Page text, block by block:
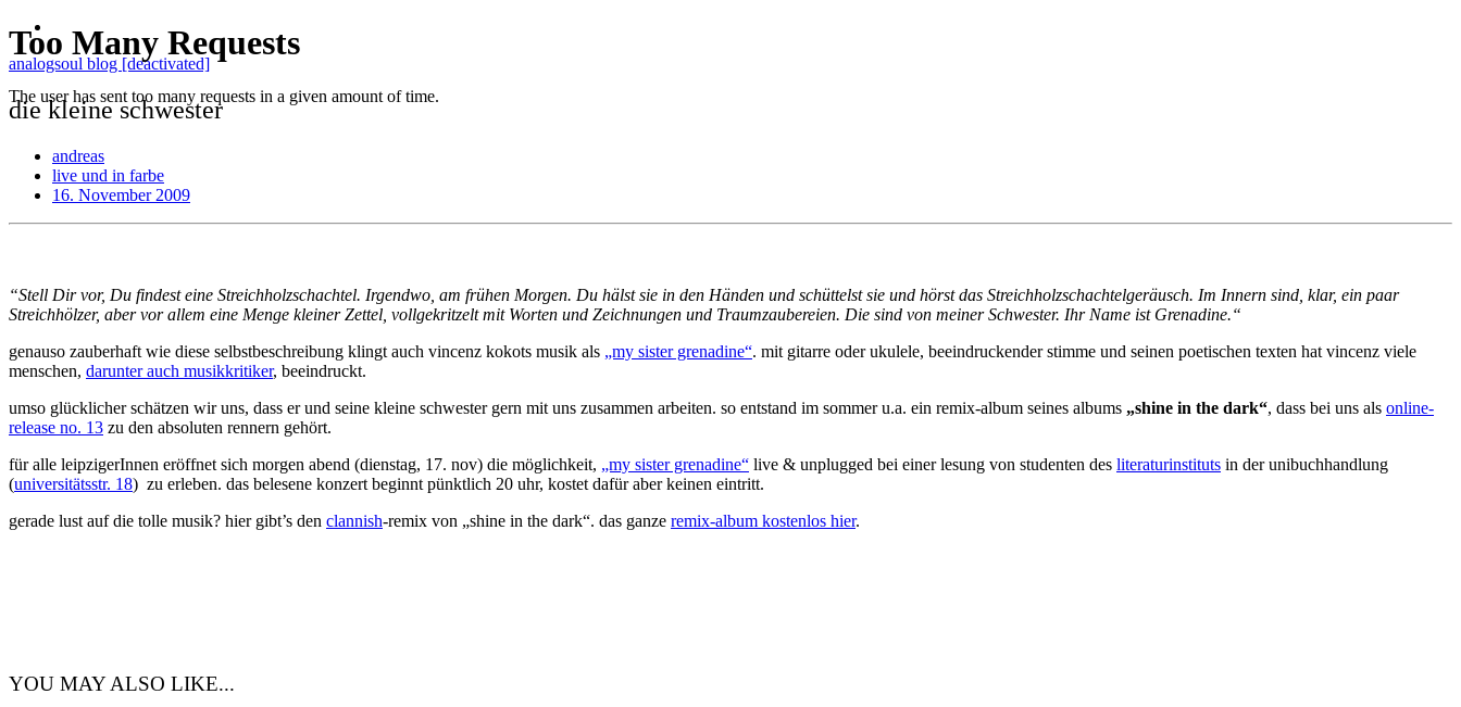
analogsoul blog [deactivated]
die kleine schwester
andreas
live und in farbe
16. November 2009
“Stell Dir vor, Du findest eine Streichholzschachtel. Irgendwo, am frühen Morgen. Du hälst sie in den Händen und schüttelst sie und hörst das Streichholzschachtelgeräusch. Im Innern sind, klar, ein paar
Streichhölzer, aber vor allem eine Menge kleiner Zettel, vollgekritzelt mit Worten und Zeichnungen und Traumzaubereien. Die sind von meiner Schwester. Ihr Name ist Grenadine.“
genauso zauberhaft wie diese selbstbeschreibung klingt auch vincenz kokots musik als „my sister grenadine“. mit gitarre oder ukulele, beeindruckender stimme und seinen poetischen texten hat vincenz viele
menschen, darunter auch musikkritiker, beeindruckt.
umso glücklicher schätzen wir uns, dass er und seine kleine schwester gern mit uns zusammen arbeiten. so entstand im sommer u.a. ein remix-album seines albums „shine in the dark“, dass bei uns als online-
release no. 13 zu den absoluten rennern gehört.
für alle leipzigerInnen eröffnet sich morgen abend (dienstag, 17. nov) die möglichkeit, „my sister grenadine“ live & unplugged bei einer lesung von studenten des literaturinstituts in der unibuchhandlung
(universitätsstr. 18) zu erleben. das belesene konzert beginnt pünktlich 20 uhr, kostet dafür aber keinen eintritt.
gerade lust auf die tolle musik? hier gibt’s den clannish-remix von „shine in the dark“. das ganze remix-album kostenlos hier.
YOU MAY ALSO LIKE...